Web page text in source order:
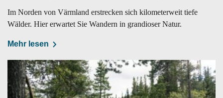
Im Norden von Värmland erstrecken sich kilometerweit tiefe
Wälder. Hier erwartet Sie Wandern in grandioser Natur.
Mehr lesen